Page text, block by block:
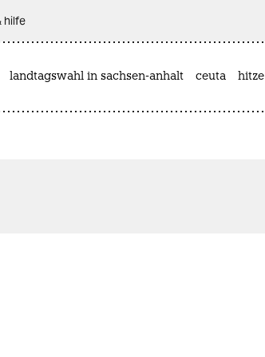
hilfe
landtagswahl in sachsen-anhalt ceuta hitze